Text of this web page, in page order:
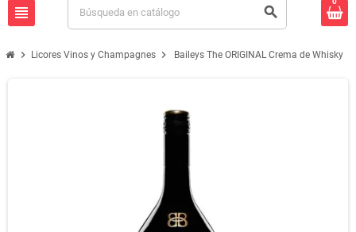
view_headline search
chevron_right Licores Vinos y Champagnes chevron_right Baileys The ORIGINAL Crema de Whisky